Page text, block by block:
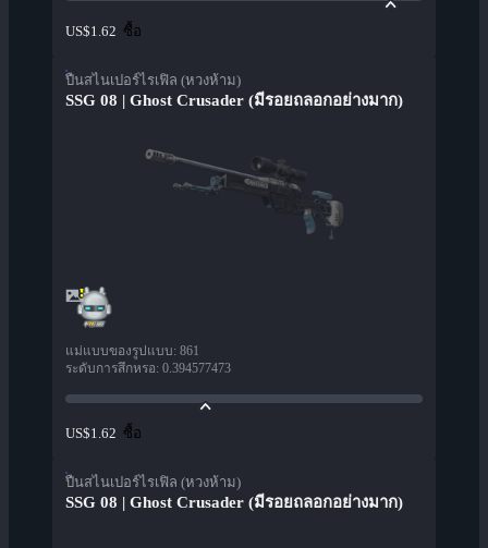
US$1.62 ซื้อ
ปืนสไนเปอร์ไรเฟิล (หวงห้าม)
SSG 08 | Ghost Crusader (มีรอยถลอกอย่างมาก)
แม่แบบของรูปแบบ: 861
ระดับการสึกหรอ: 0.394577473
US$1.62 ซื้อ
ปืนสไนเปอร์ไรเฟิล (หวงห้าม)
SSG 08 | Ghost Crusader (มีรอยถลอกอย่างมาก)